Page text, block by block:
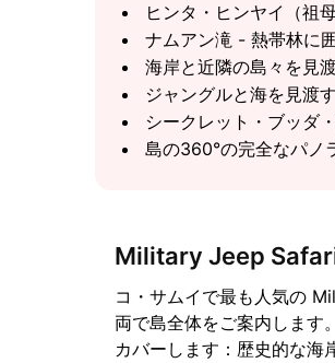
ヒンタ・ヒンヤイ（祖
ナムアン滝 - 熱帯林に
海岸と近隣の島々を見
ジャングルと海を見渡
シークレット・ブッダ
島の360°の完全なパノ
Military Jeep
コ・サムイで最も人気の
両で島全体をご案内します
カバーします：歴史的な海